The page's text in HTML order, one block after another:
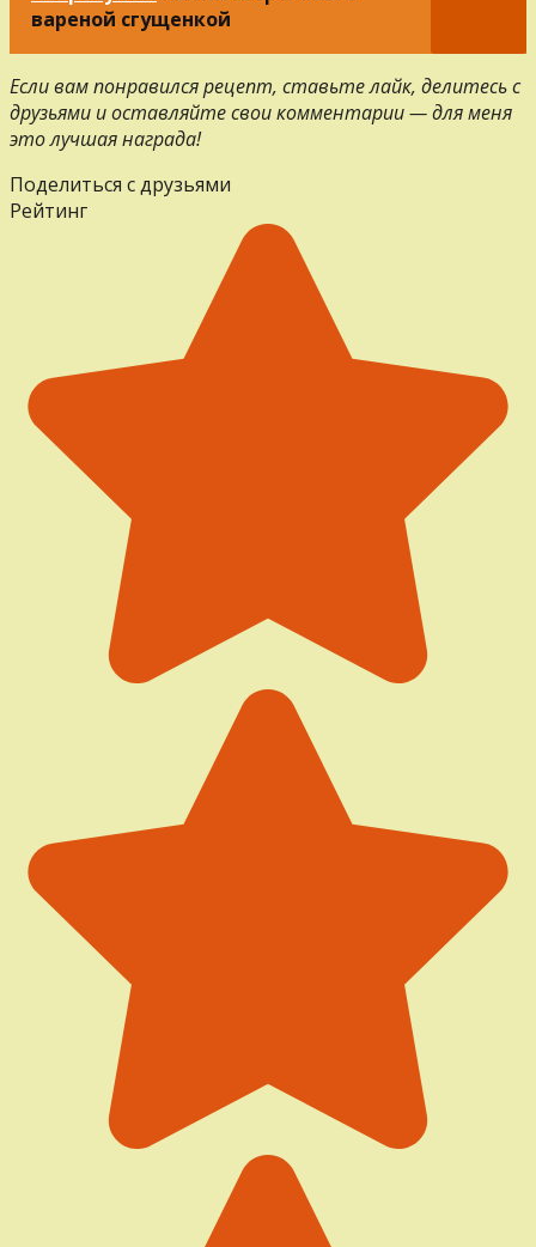
вареной сгущенкой
Если вам понравился рецепт, ставьте лайк, делитесь с
друзьями и оставляйте свои комментарии — для меня
это лучшая награда!
Поделиться с друзьями
Рейтинг